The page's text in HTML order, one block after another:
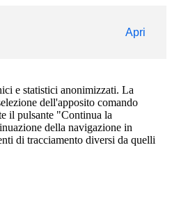
Apri
e statistici anonimizzati. La
dell'apposito comando
il pulsante "Continua la
della navigazione in
di tracciamento diversi da quelli